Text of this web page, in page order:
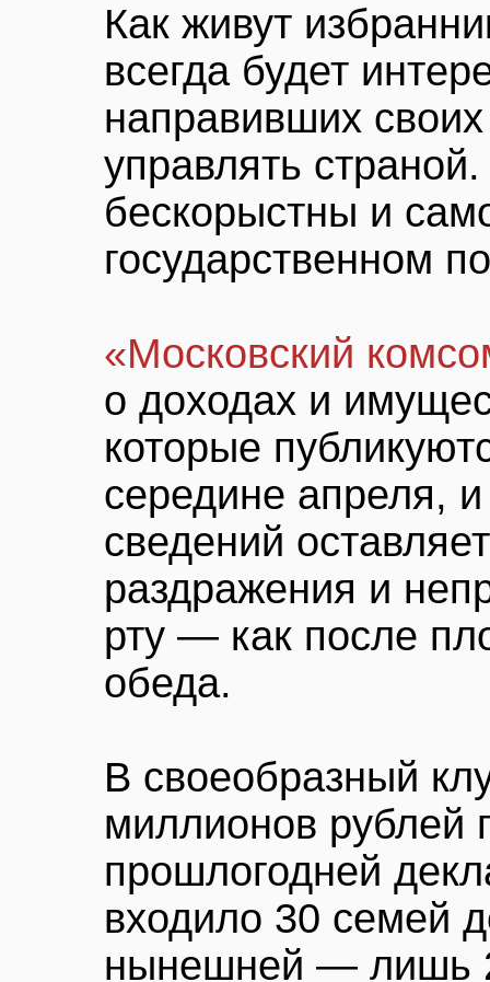
Как живут
всегда будет
направивших
управлять
бескорыстны и
государственном
«Московский
о доходах и
которые
середине апреля,
сведений
раздражения и
рту — как после
обеда.
В своеобразный
миллионов рублей
прошлогодней
входило 30 семей
нынешней — лишь